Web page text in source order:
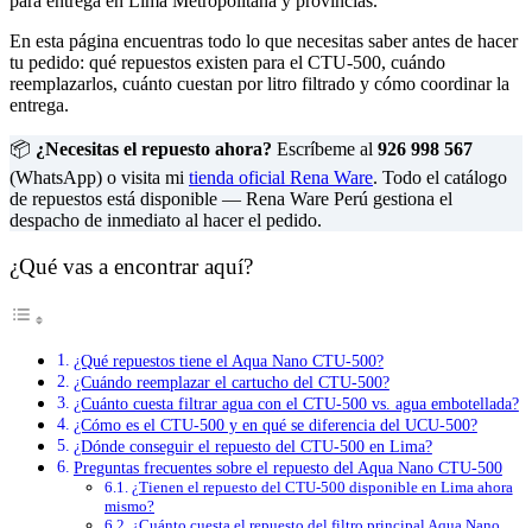
En esta página encuentras todo lo que necesitas saber antes de hacer
tu pedido: qué repuestos existen para el CTU-500, cuándo
reemplazarlos, cuánto cuestan por litro filtrado y cómo coordinar la
entrega.
📦 ¿Necesitas el repuesto ahora? Escríbeme al 926 998 567
(WhatsApp) o visita mi tienda oficial Rena Ware. Todo el catálogo
de repuestos está disponible — Rena Ware Perú gestiona el
despacho de inmediato al hacer el pedido.
¿Qué vas a encontrar aquí?
¿Qué repuestos tiene el Aqua Nano CTU-500?
¿Cuándo reemplazar el cartucho del CTU-500?
¿Cuánto cuesta filtrar agua con el CTU-500 vs. agua embotellada?
¿Cómo es el CTU-500 y en qué se diferencia del UCU-500?
¿Dónde conseguir el repuesto del CTU-500 en Lima?
Preguntas frecuentes sobre el repuesto del Aqua Nano CTU-500
¿Tienen el repuesto del CTU-500 disponible en Lima ahora
mismo?